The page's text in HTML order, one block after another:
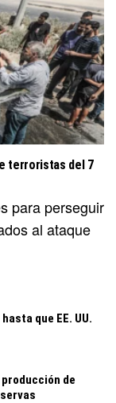
terroristas del 7
para perseguir
al ataque
que EE. UU.
de